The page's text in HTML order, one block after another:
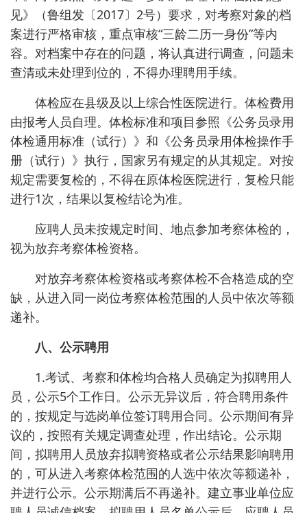
见》（鲁组发〔2017〕2号）要求，对考察对象的档
案进行严格审核，重点审核“三龄二历一身份”等内
容。对档案中存在的问题，将认真进行调查，问题未
查清或未处理到位的，不得办理聘用手续。
体检应在县级及以上综合性医院进行。体检费用
由报考人员自理。体检标准和项目参照《公务员录用
体检通用标准（试行）》和《公务员录用体检操作手
册（试行）》执行，国家另有规定的从其规定。对按
规定需要复检的，不得在原体检医院进行，复检只能
进行1次，结果以复检结论为准。
应聘人员未按规定时间、地点参加考察体检的，
视为放弃考察体检资格。
对放弃考察体检资格或考察体检不合格造成的空
缺，从进入同一岗位考察体检范围的人员中依次等额
递补。
八、公示聘用
1.考试、考察和体检均合格人员确定为拟聘用人
员，公示5个工作日。公示无异议后，符合聘用条件
的，按规定与选岗单位签订聘用合同。公示期间有异
议的，按照有关规定调查处理，作出结论。公示期
间，拟聘用人员放弃拟聘资格或者公示结果影响聘用
的，可从进入考察体检范围的人选中依次等额递补，
并进行公示。公示期满后不再递补。建立事业单位应